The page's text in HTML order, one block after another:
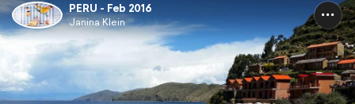
PERU - Feb 2016
Janina Klein